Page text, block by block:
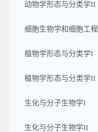
动物学形态与分类学II
细胞生物学和细胞工程
植物学形态与分类学I
植物学形态与分类学II
生化与分子生物学I
生化与分子生物学II